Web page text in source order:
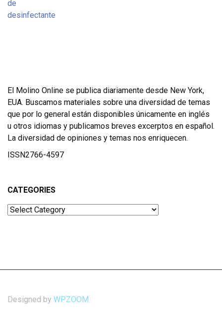
El Molino Online se publica diariamente desde New York,
EUA. Buscamos materiales sobre una diversidad de temas
que por lo general están disponibles únicamente en inglés
u otros idiomas y publicamos breves excerptos en español.
La diversidad de opiniones y temas nos enriquecen.
ISSN2766-4597
CATEGORIES
Categories
Designed by WPZOOM